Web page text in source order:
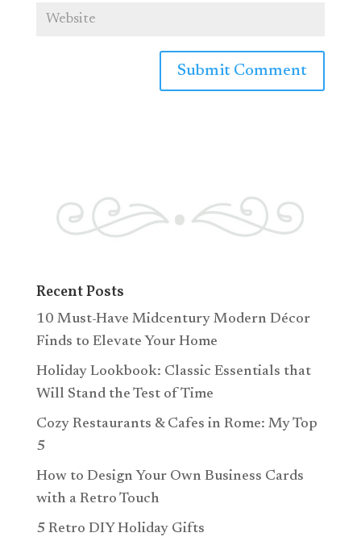
Recent Posts
10 Must-Have Midcentury Modern Décor
Finds to Elevate Your Home
Holiday Lookbook: Classic Essentials that
Will Stand the Test of Time
Cozy Restaurants & Cafes in Rome: My Top
5
How to Design Your Own Business Cards
with a Retro Touch
5 Retro DIY Holiday Gifts